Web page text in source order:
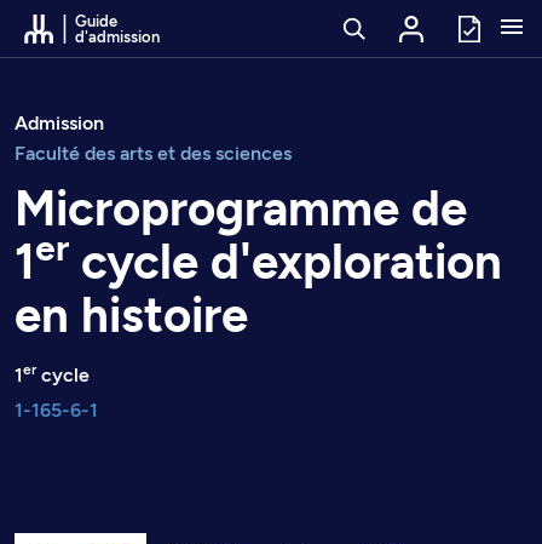
Passer au contenu
Guide
d'admission
Admission
Faculté des arts et des sciences
Microprogramme de
1er cycle d'exploration
en histoire
1ercycle
1-165-6-1